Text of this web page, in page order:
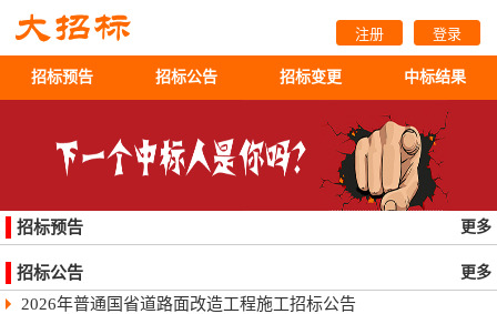
注册 登录
招标预告 招标公告 招标变更 中标结果
招标预告 更多
招标公告 更多
2026年普通国省道路面改造工程施工招标公告